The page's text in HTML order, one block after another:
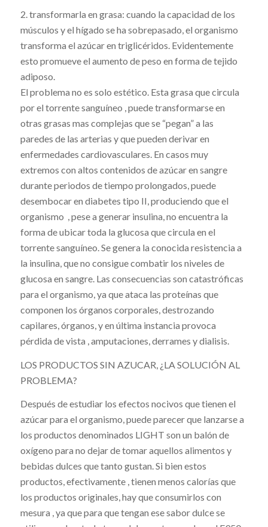
2. transformarla en grasa: cuando la capacidad de los
músculos y el hígado se ha sobrepasado, el organismo
transforma el azúcar en triglicéridos. Evidentemente
esto promueve el aumento de peso en forma de tejido
adiposo.
El problema no es solo estético. Esta grasa que circula
por el torrente sanguíneo , puede transformarse en
otras grasas mas complejas que se “pegan” a las
paredes de las arterias y que pueden derivar en
enfermedades cardiovasculares. En casos muy
extremos con altos contenidos de azúcar en sangre
durante periodos de tiempo prolongados, puede
desembocar en diabetes tipo II, produciendo que el
organismo , pese a generar insulina, no encuentra la
forma de ubicar toda la glucosa que circula en el
torrente sanguíneo. Se genera la conocida resistencia a
la insulina, que no consigue combatir los niveles de
glucosa en sangre. Las consecuencias son catastróficas
para el organismo, ya que ataca las proteínas que
componen los órganos corporales, destrozando
capilares, órganos, y en última instancia provoca
pérdida de vista , amputaciones, derrames y dialisis.
LOS PRODUCTOS SIN AZUCAR, ¿LA SOLUCIÓN AL
PROBLEMA?
Después de estudiar los efectos nocivos que tienen el
azúcar para el organismo, puede parecer que lanzarse a
los productos denominados LIGHT son un balón de
oxígeno para no dejar de tomar aquellos alimentos y
bebidas dulces que tanto gustan. Si bien estos
productos, efectivamente , tienen menos calorías que
los productos originales, hay que consumirlos con
mesura , ya que para que tengan ese sabor dulce se